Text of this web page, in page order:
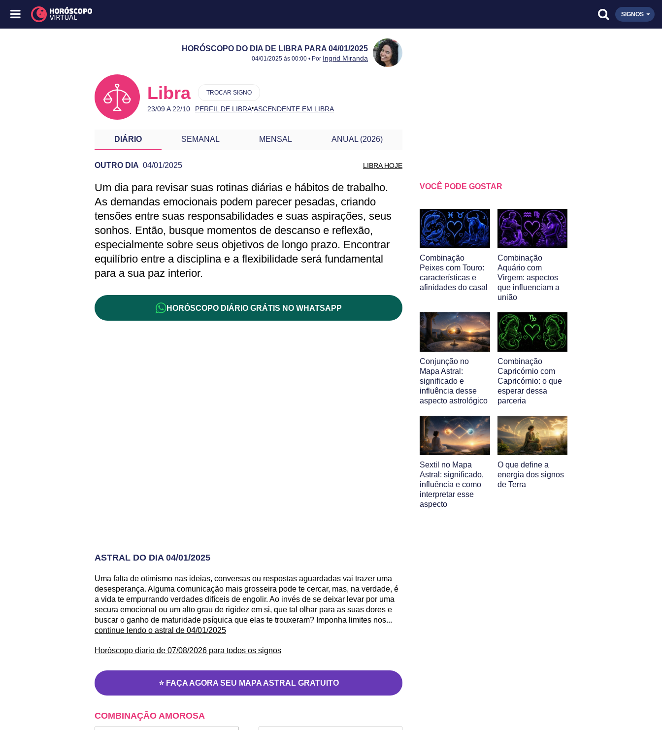
SIGNOS
HORÓSCOPO DO DIA DE LIBRA PARA 04/01/2025
Publicado:
04/01/2025
Atualizado:
04/01/2025
04/01/2025 às 00:00 • Por Ingrid Miranda
Libra
23/09 A 22/10 PERFIL DE LIBRA•ASCENDENTE EM LIBRA
TROCAR SIGNO
DIÁRIO SEMANAL MENSAL ANUAL (2026)
OUTRO DIA 04/01/2025 LIBRA HOJE
PREVISÃO DE LIBRA PARA OUTRO DIA
Um dia para revisar suas rotinas diárias e hábitos de trabalho.
As demandas emocionais podem parecer pesadas, criando
tensões entre suas responsabilidades e suas aspirações, seus
sonhos. Então, busque momentos de descanso e reflexão,
especialmente sobre seus objetivos de longo prazo. Encontrar
equilíbrio entre a disciplina e a flexibilidade será fundamental
para a sua paz interior.
HORÓSCOPO DIÁRIO GRÁTIS NO WHATSAPP
ASTRAL DO DIA 04/01/2025
Uma falta de otimismo nas ideias, conversas ou respostas aguardadas vai trazer uma
desesperança. Alguma comunicação mais grosseira pode te cercar, mas, na verdade, é
a vida te empurrando verdades difíceis de engolir. Ao invés de se deixar levar por uma
secura emocional ou um alto grau de rigidez em si, que tal olhar para as suas dores e
buscar o ganho de maturidade psíquica que elas te trouxeram? Imponha limites nos...
continue lendo o astral de 04/01/2025
Horóscopo diario de 07/08/2026 para todos os signos
⭐ FAÇA AGORA SEU MAPA ASTRAL GRATUITO
COMBINAÇÃO AMOROSA
VOCÊ PODE GOSTAR
Combinação
Peixes com Touro:
características e
afinidades do casal
Combinação
Aquário com
Virgem: aspectos
que influenciam a
união
Conjunção no
Mapa Astral:
significado e
influência desse
aspecto astrológico
Combinação
Capricórnio com
Capricórnio: o que
esperar dessa
parceria
Sextil no Mapa
Astral: significado,
influência e como
interpretar esse
aspecto
O que define a
energia dos signos
de Terra